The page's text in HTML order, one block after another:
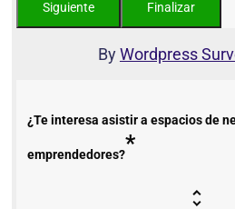
ByWordpress
¿Te interesa asistir a espacios de
emprendedores?*